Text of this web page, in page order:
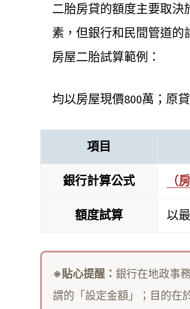
二胎房貸的額度主要取決
素，但銀行和民間管道的
房屋二胎試算範例：
均以房屋現價800萬；原
項目
銀行計算公式 （
額度試算 以
※貼心提醒： 銀行在地政事
謂的「設定金額」；目的在